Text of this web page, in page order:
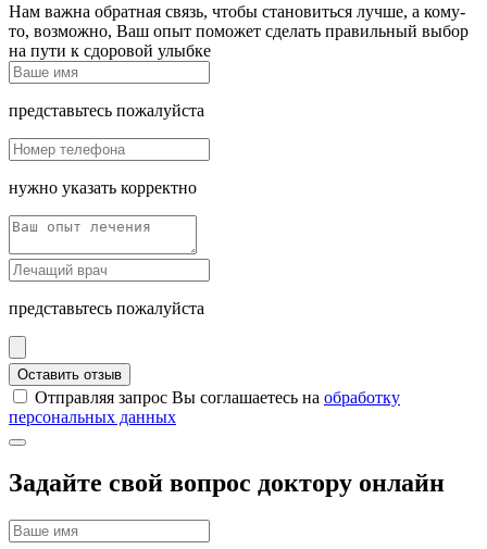
Нам важна обратная связь, чтобы становиться лучше, а кому-
то, возможно, Ваш опыт поможет сделать правильный выбор
на пути к сдоровой улыбке
представьтесь пожалуйста
нужно указать корректно
представьтесь пожалуйста
Оставить отзыв
Отправляя запрос Вы соглашаетесь на обработку
персональных данных
Задайте свой вопрос доктору онлайн